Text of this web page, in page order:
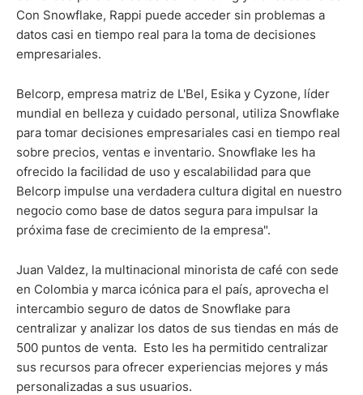
Con Snowflake, Rappi puede acceder sin problemas a
datos casi en tiempo real para la toma de decisiones
empresariales.
Belcorp, empresa matriz de L'Bel, Esika y Cyzone, líder
mundial en belleza y cuidado personal, utiliza Snowflake
para tomar decisiones empresariales casi en tiempo real
sobre precios, ventas e inventario. Snowflake les ha
ofrecido la facilidad de uso y escalabilidad para que
Belcorp impulse una verdadera cultura digital en nuestro
negocio como base de datos segura para impulsar la
próxima fase de crecimiento de la empresa".
Juan Valdez, la multinacional minorista de café con sede
en Colombia y marca icónica para el país, aprovecha el
intercambio seguro de datos de Snowflake para
centralizar y analizar los datos de sus tiendas en más de
500 puntos de venta. Esto les ha permitido centralizar
sus recursos para ofrecer experiencias mejores y más
personalizadas a sus usuarios.